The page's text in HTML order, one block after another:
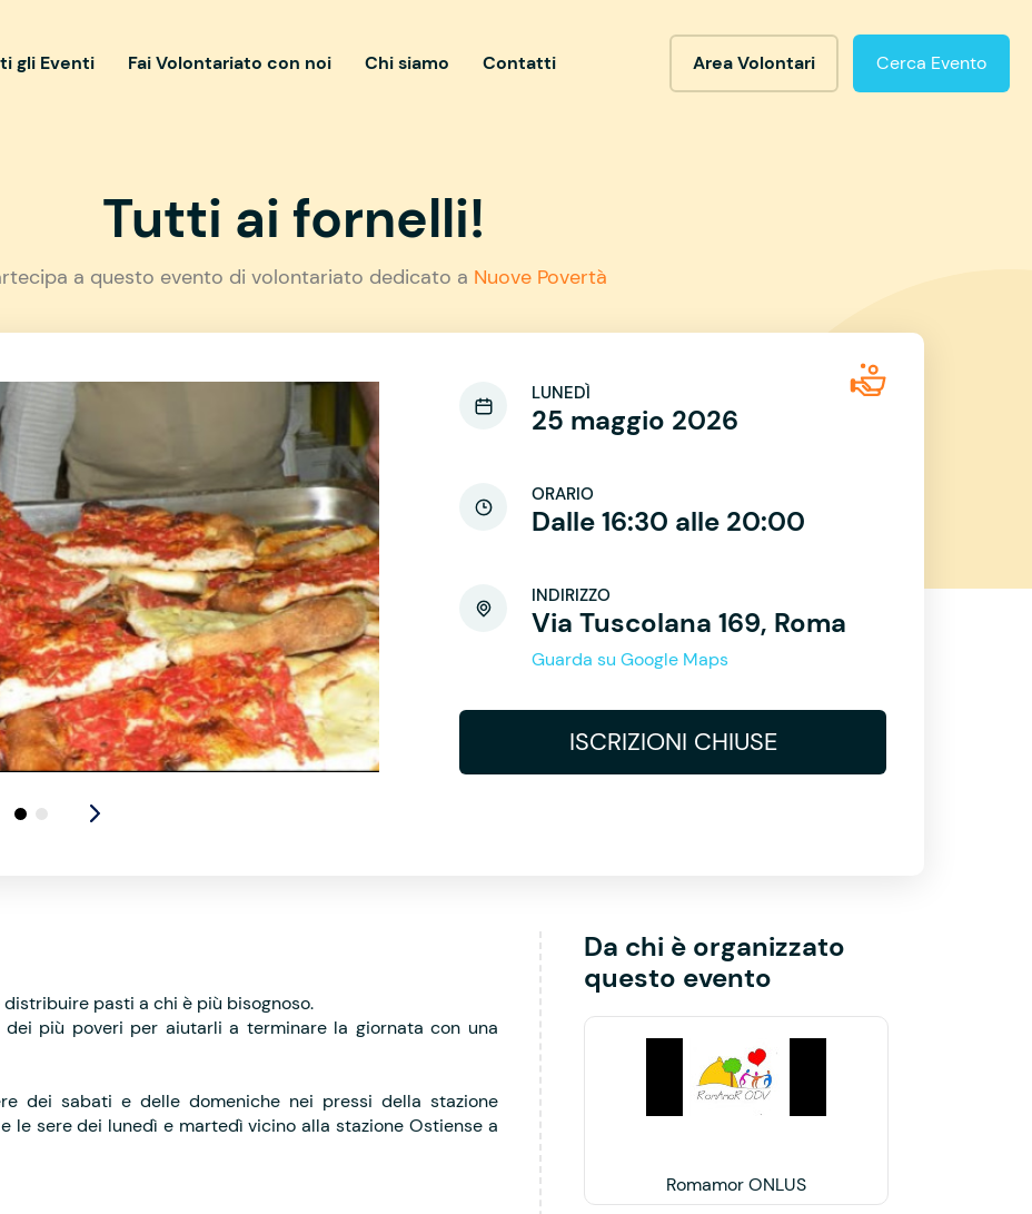
gli Eventi Fai Volontariato con noi Chi siamo Contatti Area Volontari Cerca Evento
Tutti ai fornelli!
a questo evento di volontariato dedicato a Nuove Povertà
LUNEDÌ
25 maggio 2026
ORARIO
Dalle 16:30 alle 20:00
INDIRIZZO
Via Tuscolana 169, Roma
Guarda su Google Maps
ISCRIZIONI CHIUSE
pasti a chi è più bisognoso.
più poveri per aiutarli a terminare la giornata con una
dei sabati e delle domeniche nei pressi della stazione
le sere dei lunedì e martedì vicino alla stazione Ostiense a
Da chi è organizzato
questo evento
Romamor ONLUS